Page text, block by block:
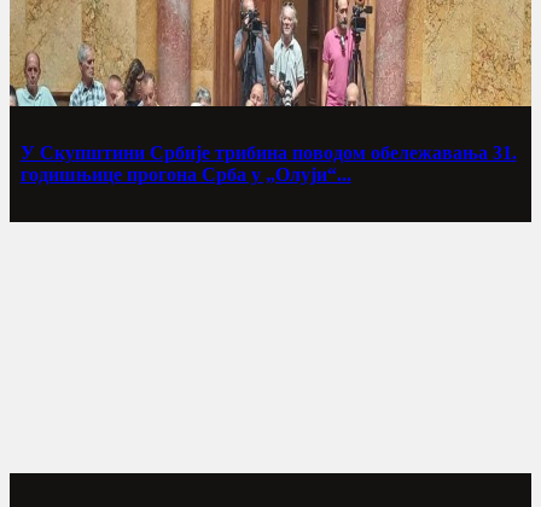
У Скупштини Србије трибина поводом обележавања 31.
годишњице прогона Срба у „Олуји“...